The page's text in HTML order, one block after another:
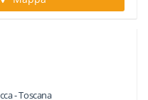
-Toscana